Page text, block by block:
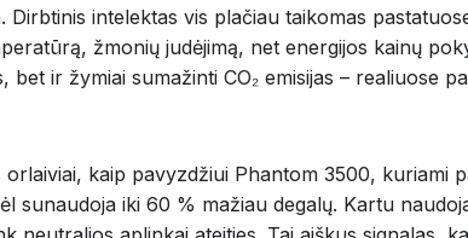
intelektas vis plačiau taikomas
žmonių judėjimą, net energijos kainų
ir žymiai sumažinti CO₂ emisijas – realiuose
kaip pavyzdžiui Phantom 3500, kuriami
sunaudoja iki 60 % mažiau degalų. Kartu